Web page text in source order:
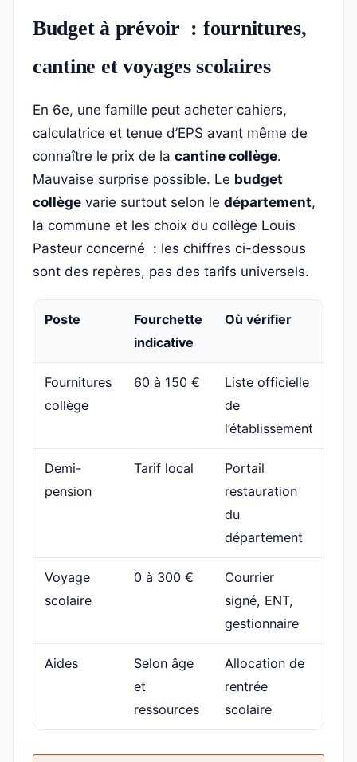
Budget à prévoir : fournitures,
cantine et voyages scolaires
En 6e, une famille peut acheter cahiers,
calculatrice et tenue d’EPS avant même de
connaître le prix de la cantine collège.
Mauvaise surprise possible. Le budget
collège varie surtout selon le département,
la commune et les choix du collège Louis
Pasteur concerné : les chiffres ci-dessous
sont des repères, pas des tarifs universels.
Poste
Fourchette
indicative
Où vérifier
Fournitures
collège
60 à 150 €
Liste officielle
de
l’établissement
Demi-
pension
Tarif local
Portail
restauration
du
département
Voyage
scolaire
0 à 300 €
Courrier
signé, ENT,
gestionnaire
Aides
Selon âge
et
ressources
Allocation de
rentrée
scolaire